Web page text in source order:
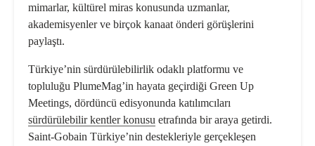
mimarlar, kültürel miras konusunda uzmanlar,
akademisyenler ve birçok kanaat önderi görüşlerini
paylaştı.
Türkiye’nin sürdürülebilirlik odaklı platformu ve
topluluğu PlumeMag’in hayata geçirdiği Green Up
Meetings, dördüncü edisyonunda katılımcıları
sürdürülebilir kentler konusu etrafında bir araya getirdi.
Saint-Gobain Türkiye’nin destekleriyle gerçekleşen